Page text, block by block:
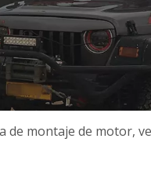
de montaje de motor,